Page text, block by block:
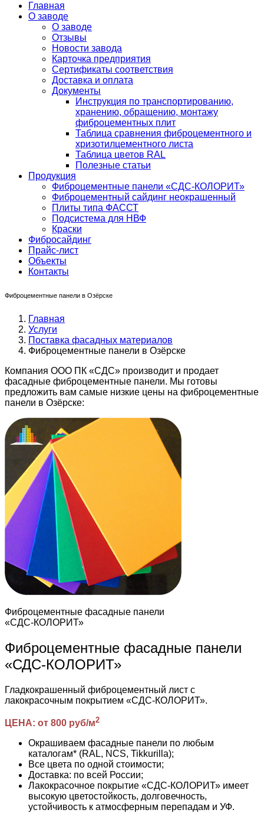
Главная
О заводе
О заводе
Отзывы
Новости завода
Карточка предприятия
Сертификаты соответствия
Доставка и оплата
Документы
Инструкция по транспортированию,
хранению, обращению, монтажу
фиброцементных плит
Таблица сравнения фиброцементного и
хризотилцементного листа
Таблица цветов RAL
Полезные статьи
Продукция
Фиброцементные панели «СДС-КОЛОРИТ»
Фиброцементный сайдинг неокрашенный
Плиты типа ФАССТ
Подсистема для НВФ
Краски
Фибросайдинг
Прайс-лист
Объекты
Контакты
Фиброцементные панели в Озёрске
Главная
Услуги
Поставка фасадных материалов
Фиброцементные панели в Озёрске
Компания ООО ПК «СДС» производит и продает
фасадные фиброцементные панели. Мы готовы
предложить вам самые низкие цены на фиброцементные
панели в Озёрске:
Фиброцементные фасадные панели
«СДС-КОЛОРИТ»
Фиброцементные фасадные панели
«СДС-КОЛОРИТ»
Гладкокрашенный фиброцементный лист с
лакокрасочным покрытием «СДС-КОЛОРИТ».
ЦЕНА: от 800 руб/м2
Окрашиваем фасадные панели по любым
каталогам* (RAL, NCS, Tikkurilla);
Все цвета по одной стоимости;
Доставка: по всей России;
Лакокрасочное покрытие «СДС-КОЛОРИТ» имеет
высокую цветостойкость, долговечность,
устойчивость к атмосферным перепадам и УФ.